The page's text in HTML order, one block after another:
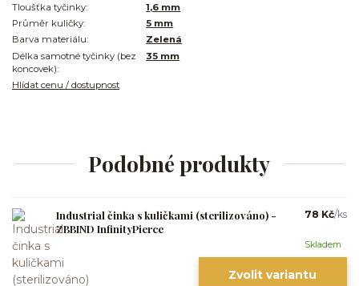
Tloušťka tyčinky:
1,6 mm
Průměr kuličky:
5 mm
Barva materiálu:
Zelená
Délka samotné tyčinky (bez
koncovek):
35 mm
Hlídat cenu / dostupnost
Podobné produkty
Industrial činka s kuličkami (sterilizováno) -
ZBBIND InfinityPierce
78 Kč/ks
Skladem
Zvolit variantu